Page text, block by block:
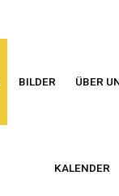
BILDER ÜBER
KALENDER